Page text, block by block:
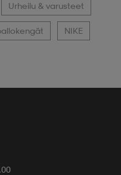
Urheilu & varusteet
NIKE